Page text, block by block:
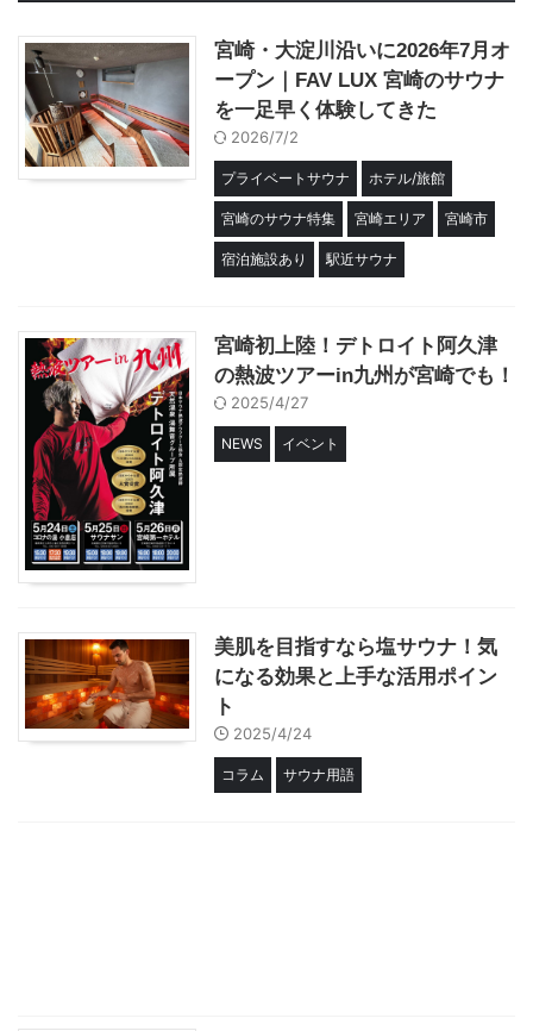
宮崎・大淀川沿いに2026年7月オ
ープン｜FAV LUX 宮崎のサウナ
を一足早く体験してきた
2026/7/2
プライベートサウナ ホテル/旅館
宮崎のサウナ特集 宮崎エリア 宮崎市
宿泊施設あり 駅近サウナ
宮崎初上陸！デトロイト阿久津
の熱波ツアーin九州が宮崎でも！
2025/4/27
NEWS イベント
美肌を目指すなら塩サウナ！気
になる効果と上手な活用ポイン
ト
2025/4/24
コラム サウナ用語